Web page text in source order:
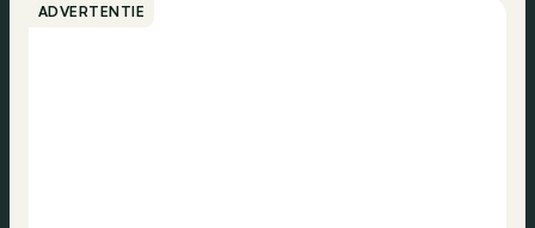
ADVERTENTIE